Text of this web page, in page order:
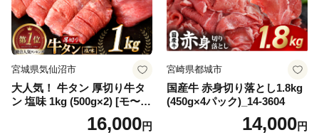
宮城県気仙沼市
大人気！ 牛タン 厚切り牛タ
ン 塩味 1kg (500g×2) [モ〜ラ
ンド 宮城県 気仙沼市 205646
60] 肉 牛肉 精肉 牛たん 牛タ
16,000円
宮崎県都城市
国産牛 赤身切り落とし1.8kg
(450g×4パック)_14-3604
14,000円